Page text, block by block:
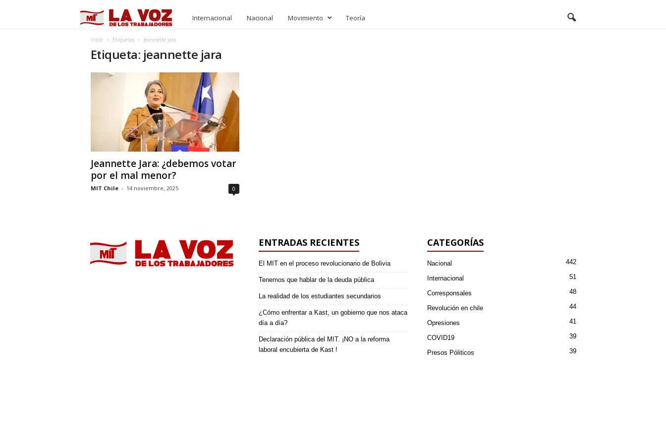
T
Internacional Nacional Movimiento Teoría
Inicio Etiquetas Jeannette jara
Etiqueta: jeannette jara
Jeannette Jara: ¿debemos votar
por el mal menor?
MIT Chile - 14 noviembre, 2025 0
ENTRADAS RECIENTES
El MIT en el proceso revolucionario de Bolivia
Tenemos que hablar de la deuda pública
La realidad de los estudiantes secundarios
¿Cómo enfrentar a Kast, un gobierno que nos ataca
día a día?
Declaración pública del MIT. ¡NO a la reforma
laboral encubierta de Kast !
CATEGORÍAS
Nacional 442
Internacional 51
Corresponsales 48
Revolución en chile 44
Opresiones 41
COVID19 39
Presos Póliticos 39